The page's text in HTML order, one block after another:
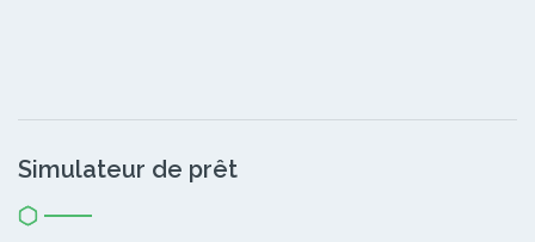
Simulateur de prêt